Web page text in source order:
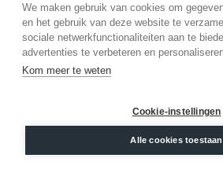
©2026.
Algemene
We maken gebruik van cookies om
en het gebruik van deze website te
sociale netwerkfunctionaliteiten aan te
advertenties te verbeteren en
Kom meer te weten
Cookie-instellingen
Alle cookies toestaan